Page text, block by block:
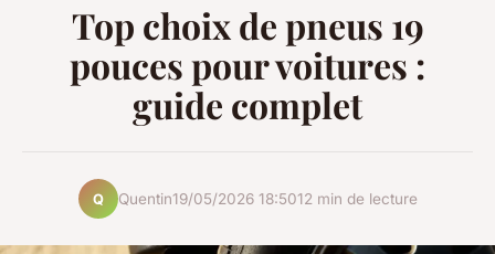
Top choix de pneus 19
pouces pour voitures :
guide complet
Q Quentin19/05/2026 18:5012 min de lecture